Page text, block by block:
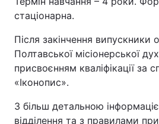
стаціонарна.
Після закінчення
Полтавської місіонерської
присвоєнням кваліфікації за
«Іконопис».
З більш детальною
відділення та з правилами